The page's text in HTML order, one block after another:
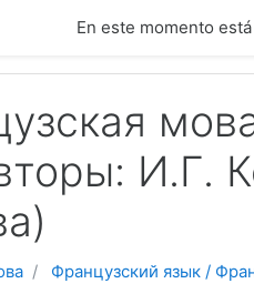
En este momento
И.Г.
Французский язык /